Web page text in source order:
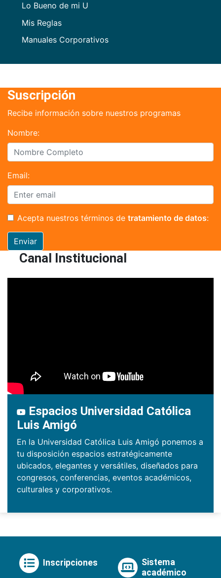
Lo Bueno de mi U
Mis Reglas
Manuales Corporativos
Suscripción
Recibe información sobre nuestros programas
Nombre:
Email:
Acepta nuestros términos de tratamiento de datos:
Enviar
Canal Institucional
Espacios Universidad Católica
Luis Amigó
En la Universidad Católica Luis Amigó ponemos a
tu disposición espacios estratégicamente
ubicados, elegantes y versátiles, diseñados para
congresos, conferencias, eventos académicos,
culturales y corporativos.
Inscripciones
Sistema
académico